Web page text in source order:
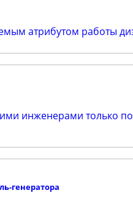
атрибутом работы
инженерами только
генератора